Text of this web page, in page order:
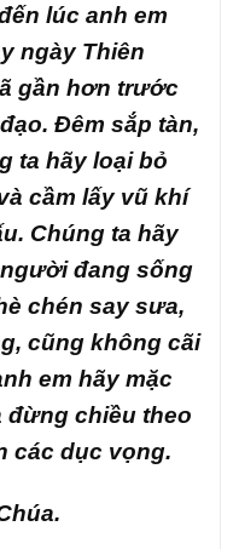
lúc anh em
ngày Thiên
gần hơn trước
Đêm sắp tàn,
ta hãy loại bỏ
cầm lấy vũ khí
Chúng ta hãy
đang sống
chén say sưa,
cũng không cãi
em hãy mặc
đừng chiều theo
các dục vọng.
.